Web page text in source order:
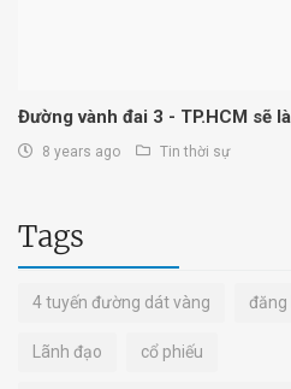
Đường vành đai 3 - TP.HCM sẽ
8 years ago Tin thời sự
Tags
4 tuyến đường dát vàng đăng
Lãnh đạo cổ phiếu